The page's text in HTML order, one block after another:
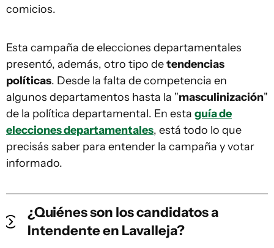
comicios.
Esta campaña de elecciones departamentales
presentó, además, otro tipo detendencias
políticas. Desde la falta de competencia en
algunos departamentos hasta la "masculinización"
de la política departamental. En esta guía de
elecciones departamentales, está todo lo que
precisás saber para entender la campaña y votar
informado.
¿Quiénes son los candidatos a
Intendente en Lavalleja?